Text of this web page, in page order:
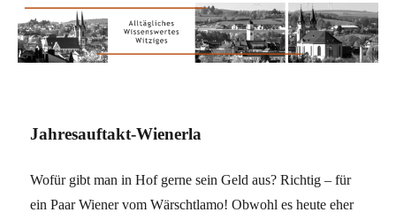
Jahresauftakt-Wienerla
Wofür gibt man in Hof gerne sein Geld aus? Richtig – für
ein Paar Wiener vom Wärschtlamo! Obwohl es heute eher